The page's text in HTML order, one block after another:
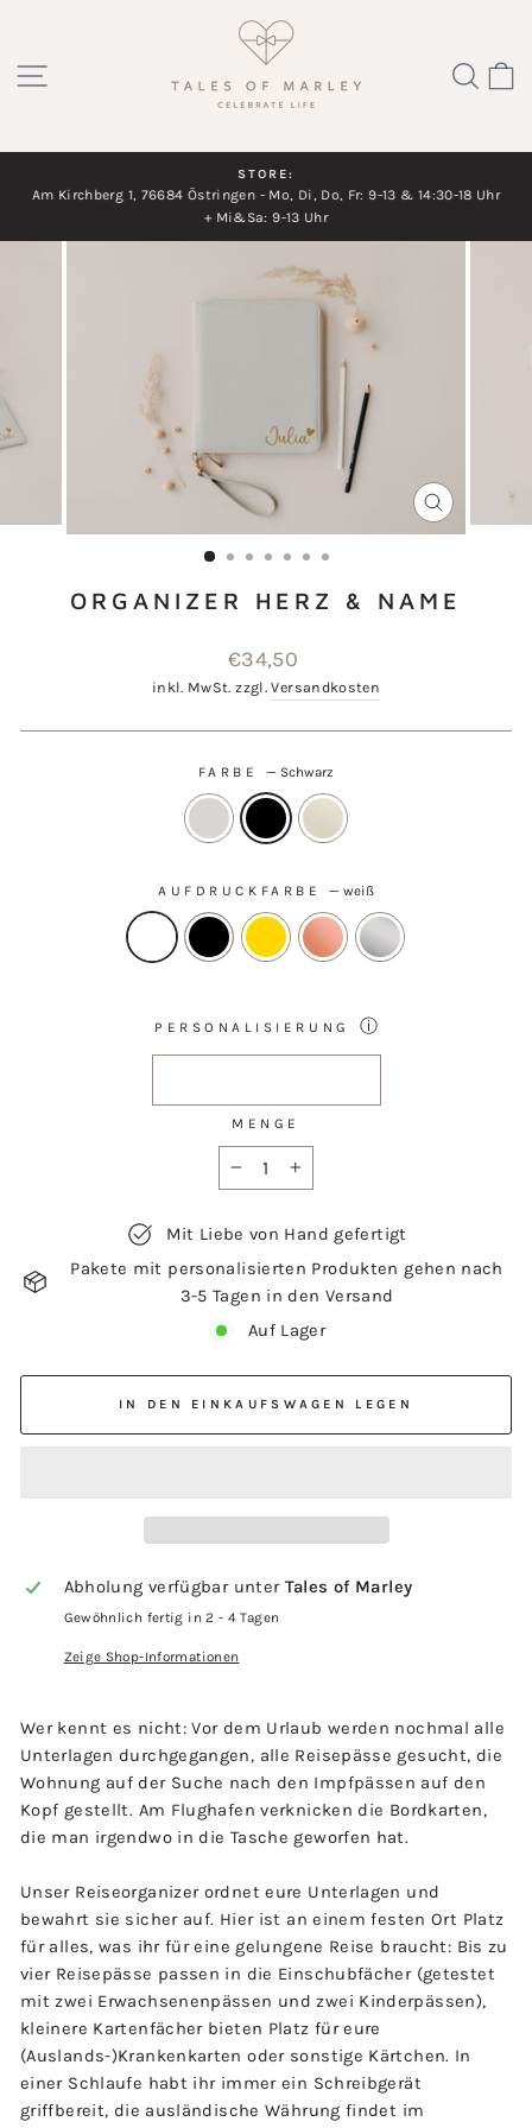
Inhalt
SEITENNAVIGATION
Diashow
STORE:
Am Kirchberg 1, 76684 Östringen - Mo, Di, Do, Fr: 9-13 & 14:30-18 Uhr
+ Mi&Sa: 9-13 Uhr
ESC)
ORGANIZER HERZ & NAME
Normaler
Preis
€34,50
inkl. MwSt. zzgl.Versandkosten
FARBE— Schwarz
AUFDRUCKFARBE — weiß
PERSONALISIERUNG ⓘ
MENGE
Mit Liebe von Hand gefertigt
Pakete mit personalisierten Produkten gehen nach
3-5 Tagen in den Versand
Auf Lager
IN DEN EINKAUFSWAGEN LEGEN
Abholung verfügbar unter Tales of Marley
Gewöhnlich fertig in 2 - 4 Tagen
Zeige Shop-Informationen
Wer kennt es nicht: Vor dem Urlaub werden nochmal alle
Unterlagen durchgegangen, alle Reisepässe gesucht, die
Wohnung auf der Suche nach den Impfpässen auf den
Kopf gestellt. Am Flughafen verknicken die Bordkarten,
die man irgendwo in die Tasche geworfen hat.
Unser Reiseorganizer ordnet eure Unterlagen und
bewahrt sie sicher auf. Hier ist an einem festen Ort Platz
für alles, was ihr für eine gelungene Reise braucht: Bis zu
vier Reisepässe passen in die Einschubfächer (getestet
mit zwei Erwachsenenpässen und zwei Kinderpässen),
kleinere Kartenfächer bieten Platz für eure
(Auslands-)Krankenkarten oder sonstige Kärtchen. In
einer Schlaufe habt ihr immer ein Schreibgerät
griffbereit, die ausländische Währung findet im